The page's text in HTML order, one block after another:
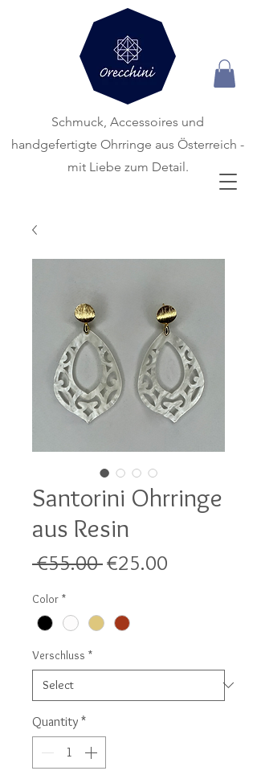
Schmuck, Accessoires und
handgefertigte Ohrringe aus Österreich -
mit Liebe zum Detail.
Santorini Ohrringe
aus Resin
€55.00 Regular
€25.00
Color *
Verschluss *
Quantity *